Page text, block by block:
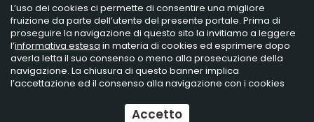
Email Newsletter
Info utili
Raffaelli Editore - P.iva 02181230406
L’uso dei cookies ci permette di consentire una migliore
fruizione da parte dell’utente del presente portale. Prima di
proseguire la navigazione di questo sito la invitiamo a leggere
l’informativa estesa in materia di cookies ed esprimere dopo
averla letta il suo consenso o meno alla prosecuzione della
navigazione. La chiusura di questo banner implica
l’accettazione ed il consenso alla navigazione con i cookies
Accetto